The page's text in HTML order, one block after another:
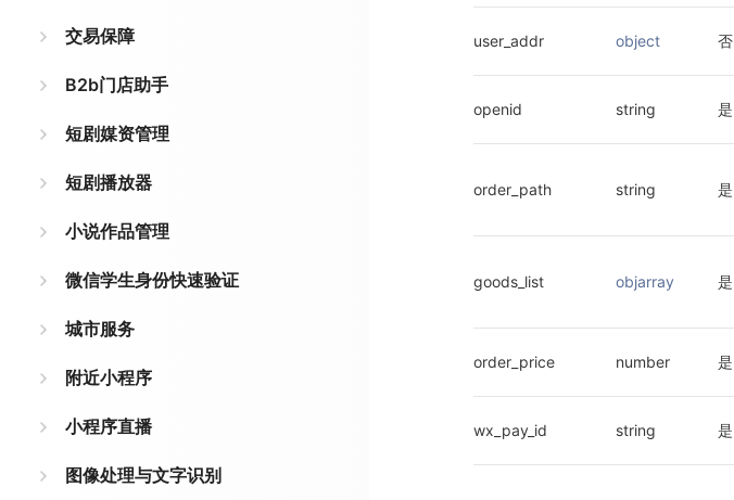
交易保障
B2b门店助手
短剧媒资管理
短剧播放器
小说作品管理
微信学生身份快速验证
城市服务
附近小程序
小程序直播
图像处理与文字识别
user_addr object 否
openid string 是
order_path string 是
goods_list objarray 是
order_price number 是
wx_pay_id string 是